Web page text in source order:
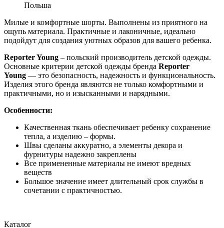
Польша
Милые и комфортные шорты. Выполнены из приятного на
ощупь материала. Практичные и лаконичные, идеально
подойдут для создания уютных образов для вашего ребенка.
Reporter Young – польский производитель детской одежды.
Основные критерии детской одежды бренда Reporter
Young — это безопасность, надежность и функциональность.
Изделия этого бренда являются не только комфортными и
практичными, но и изысканными и нарядными.
Особенности:
Качественная ткань обеспечивает ребенку сохранение
тепла, а изделию – формы.
Швы сделаны аккуратно, а элементы декора и
фурнитуры надежно закреплены
Все примененные материалы не имеют вредных
веществ
Большое значение имеет длительный срок службы в
сочетании с практичностью.
Каталог